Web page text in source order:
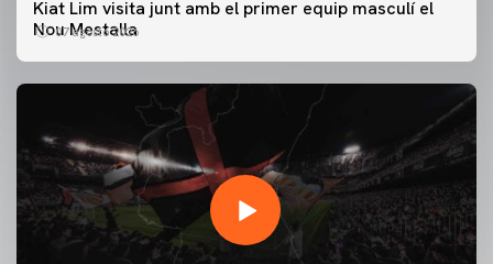
Kiat Lim visita junt amb el primer equip masculí el
Nou Mestalla
07 agosto 2026